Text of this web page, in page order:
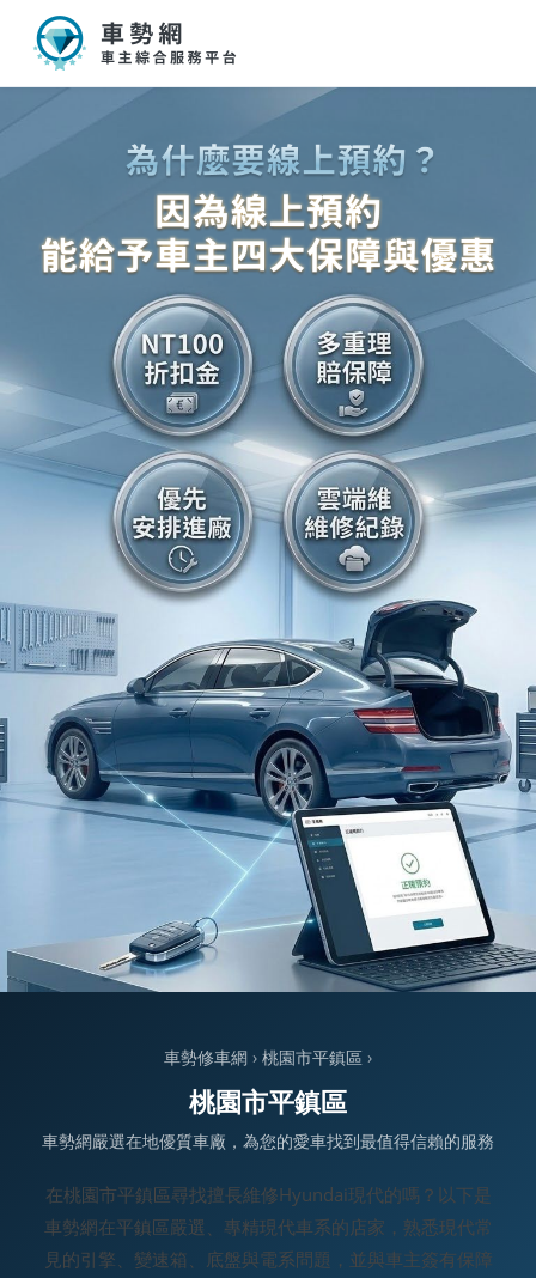
車勢修車網 › 桃園市平鎮區 ›
桃園市平鎮區
車勢網嚴選在地優質車廠，為您的愛車找到最值得信賴的服務
在桃園市平鎮區尋找擅長維修Hyundai現代的嗎？以下是
車勢網在平鎮區嚴選、專精現代車系的店家，熟悉現代常
見的引擎、變速箱、底盤與電系問題，並與車主簽有保障